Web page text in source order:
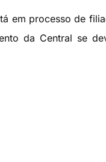
em processo de
da Central se